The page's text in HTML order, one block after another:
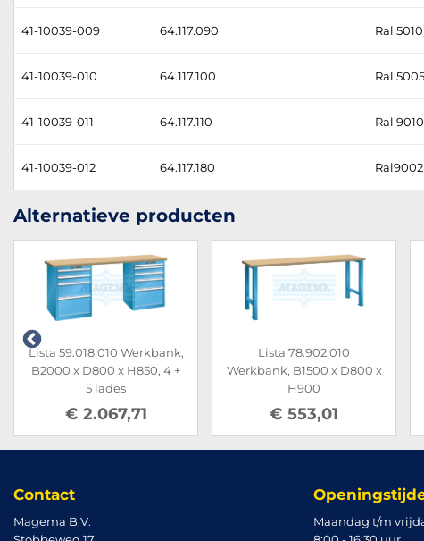
41-10039-009 64.117.090 Ral
41-10039-010 64.117.100 Ral
41-10039-011 64.117.110 Ral
41-10039-012 64.117.180
Alternatieve producten
Lista 59.018.010 Werkbank,
B2000 x D800 x H850, 4 +
5 lades
€ 2.067,71
Lista 78.902.010
Werkbank, B1500 x D800 x
H900
€ 553,01
Contact
Magema B.V.
Maandag t/m